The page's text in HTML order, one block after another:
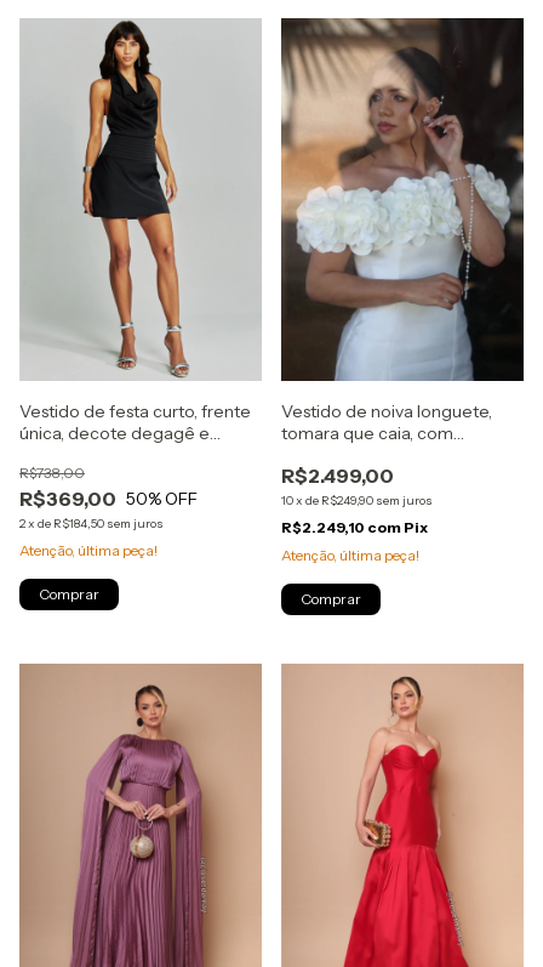
Vestido de festa curto, frente
única, decote degagê e
R$369,00
R$738,00
50% OFF
2x de R$184,50 sem juros
Atenção, última peça!
Comprar
Vestido de noiva longuete,
tomara que caia, com
busto - Off White
R$2.499,00
10x de R$249,90 sem juros
R$2.249,10 com Pix
Atenção, última peça!
Comprar